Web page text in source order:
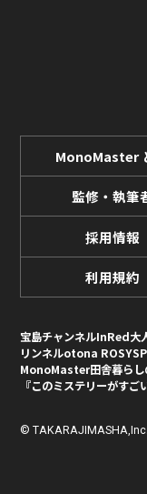
MonoMaster
監修・執筆
採用情報
利用規約
宝島チャンネルInRed大
リンネルotona ROSY
MonoMaster田舎暮ら
『このミステリーがすご
©